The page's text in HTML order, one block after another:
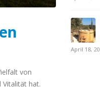
von
Vitalität hat.
im hölzernen